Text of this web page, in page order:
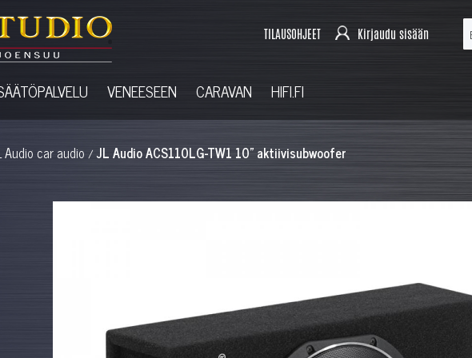
Kirjaudu sisään
TILAUSOHJEET
VENEESEEN CARAVAN HIFI.FI
Audio car audio /JL Audio ACS110LG-TW1 10" aktiivisubwoofer